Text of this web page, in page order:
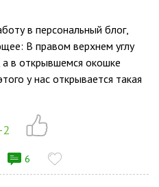
в персональный блог,
В правом верхнем углу
в открывшемся окошке
у нас открывается такая
6